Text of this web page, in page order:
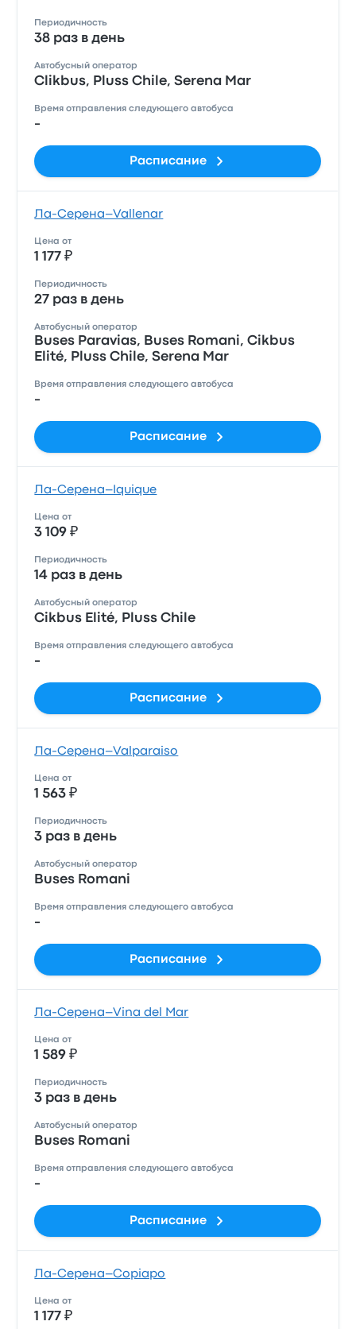
Периодичность
38 раз в день
Автобусный оператор
Clikbus, Pluss Chile, Serena Mar
Время отправления следующего автобуса
-
Расписание
Ла-Серена–Vallenar
Цена от
1 177 ₽
Периодичность
27 раз в день
Автобусный оператор
Buses Paravias, Buses Romani, Cikbus
Elité, Pluss Chile, Serena Mar
Время отправления следующего автобуса
-
Расписание
Ла-Серена–Iquique
Цена от
3 109 ₽
Периодичность
14 раз в день
Автобусный оператор
Cikbus Elité, Pluss Chile
Время отправления следующего автобуса
-
Расписание
Ла-Серена–Valparaiso
Цена от
1 563 ₽
Периодичность
3 раз в день
Автобусный оператор
Buses Romani
Время отправления следующего автобуса
-
Расписание
Ла-Серена–Vina del Mar
Цена от
1 589 ₽
Периодичность
3 раз в день
Автобусный оператор
Buses Romani
Время отправления следующего автобуса
-
Расписание
Ла-Серена–Copiapo
Цена от
1 177 ₽